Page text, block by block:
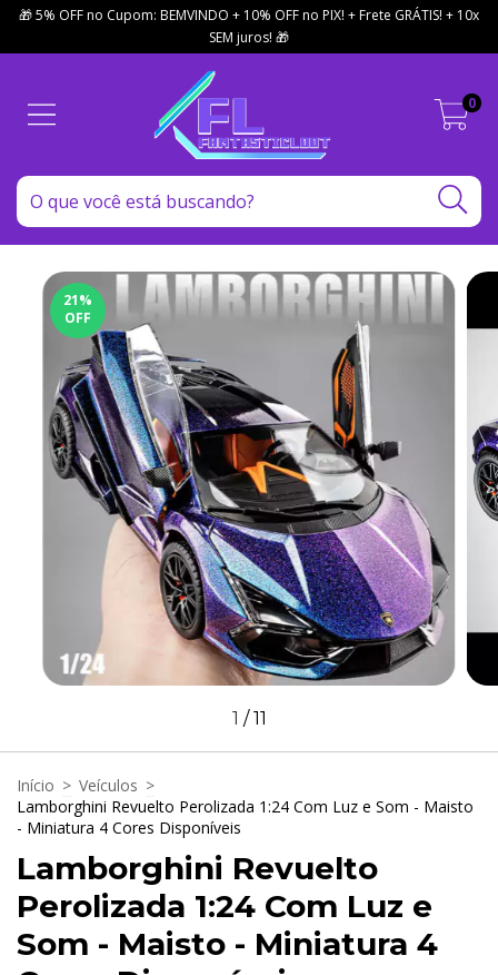
🎁 5% OFF no Cupom: BEMVINDO + 10% OFF no PIX! + Frete GRÁTIS! + 10x
SEM juros! 🎁
0
21%
OFF
1 /11
Início > Veículos >
Lamborghini Revuelto Perolizada 1:24 Com Luz e Som - Maisto
- Miniatura 4 Cores Disponíveis
Lamborghini Revuelto
Perolizada 1:24 Com Luz e
Som - Maisto - Miniatura 4